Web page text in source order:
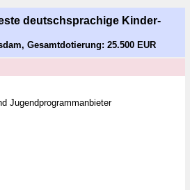
deutschsprachige Kinder-
Gesamtdotierung: 25.500 EUR
Jugendprogrammanbieter